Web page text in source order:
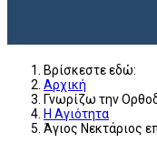
Βρίσκεστε εδώ:
Αρχική
Γνωρίζω την
Η Αγιότητα
Άγιος Νεκτάριος